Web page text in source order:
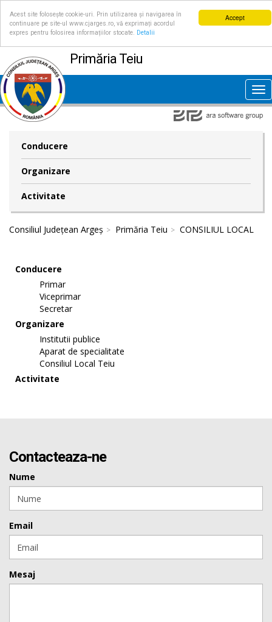
Accept
Acest site folosește cookie-uri. Prin utilizarea și navigarea în
continuare pe site-ul www.cjarges.ro, vă exprimați acordul
expres pentru folosirea informațiilor stocate.
Detalii
Primăria Teiu
Conducere
Organizare
Activitate
Consiliul Județean Argeș Primăria Teiu CONSILIUL LOCAL
Conducere
Primar
Viceprimar
Secretar
Organizare
Institutii publice
Aparat de specialitate
Consiliul Local Teiu
Activitate
Contacteaza-ne
Nume
Email
Mesaj